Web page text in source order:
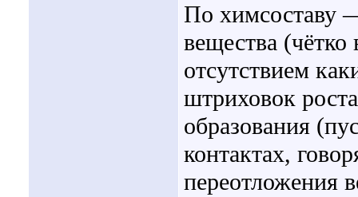
По химсоставу
вещества
отсутствием
штриховок
образования
контактах,
переотложения